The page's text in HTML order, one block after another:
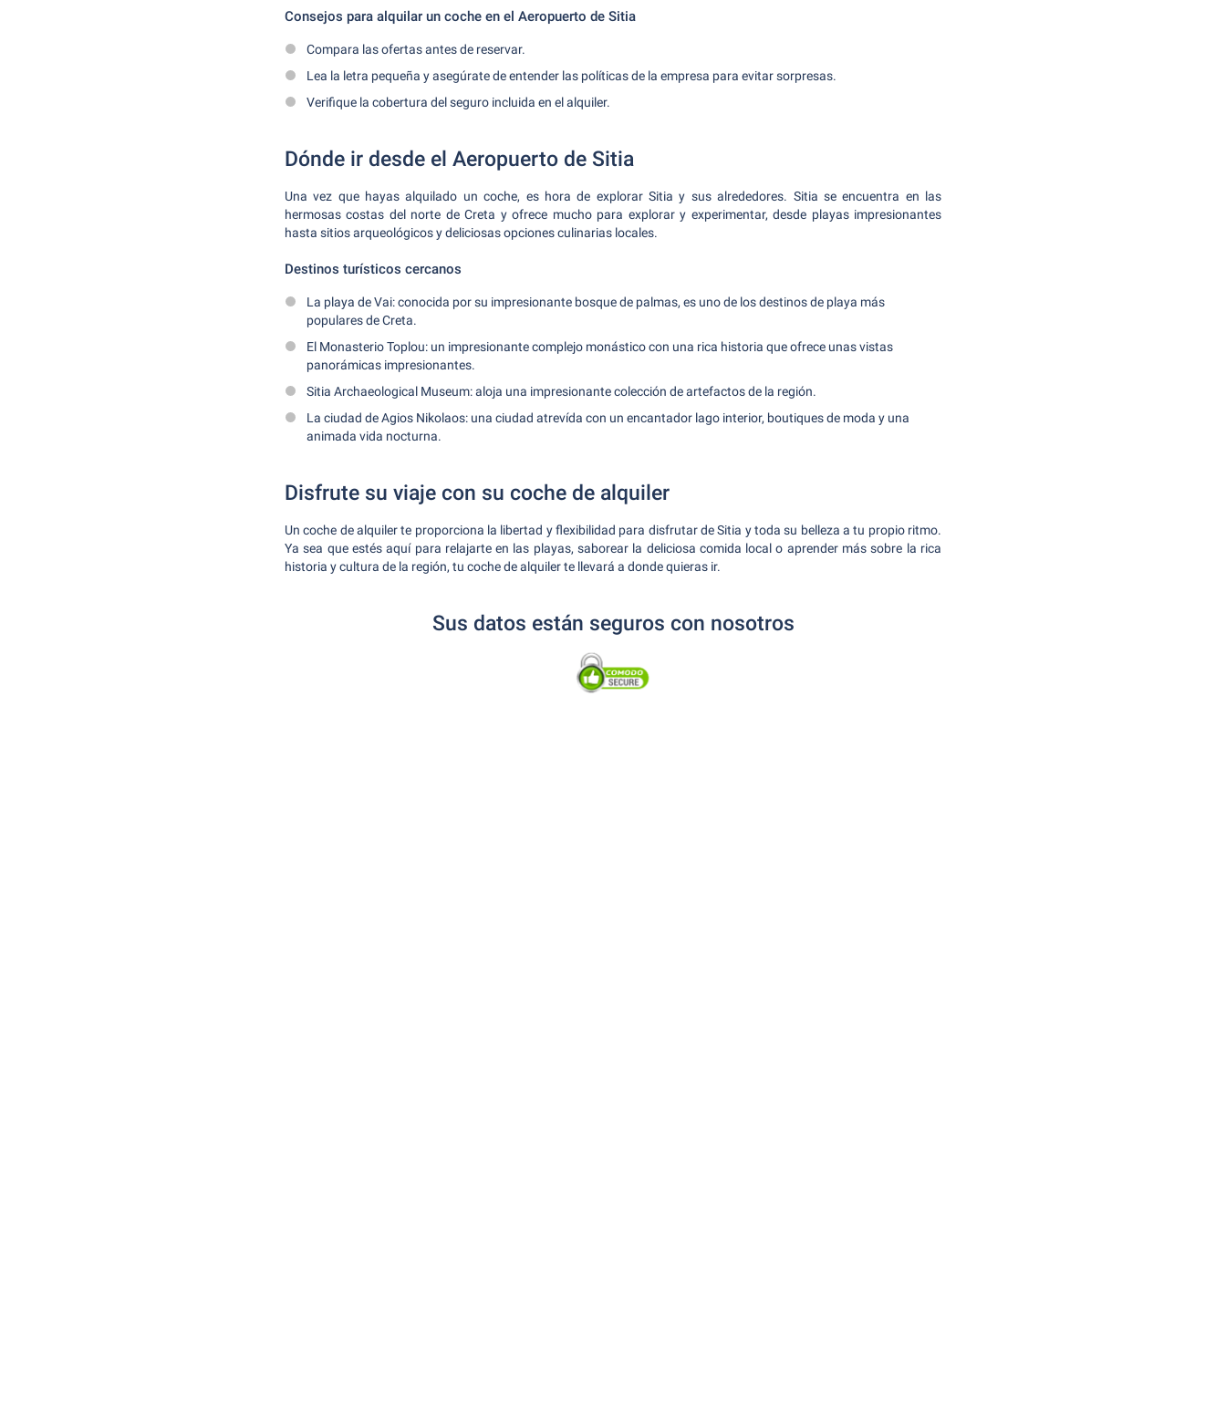
Consejos para alquilar un coche en el Aeropuerto de Sitia
Compara las ofertas antes de reservar.
Lea la letra pequeña y asegúrate de entender las políticas de la empresa para evitar sorpresas.
Verifique la cobertura del seguro incluida en el alquiler.
Dónde ir desde el Aeropuerto de Sitia
Una vez que hayas alquilado un coche, es hora de explorar Sitia y sus alrededores. Sitia se encuentra en las
hermosas costas del norte de Creta y ofrece mucho para explorar y experimentar, desde playas impresionantes
hasta sitios arqueológicos y deliciosas opciones culinarias locales.
Destinos turísticos cercanos
La playa de Vai: conocida por su impresionante bosque de palmas, es uno de los destinos de playa más
populares de Creta.
El Monasterio Toplou: un impresionante complejo monástico con una rica historia que ofrece unas vistas
panorámicas impresionantes.
Sitia Archaeological Museum: aloja una impresionante colección de artefactos de la región.
La ciudad de Agios Nikolaos: una ciudad atrevída con un encantador lago interior, boutiques de moda y una
animada vida nocturna.
Disfrute su viaje con su coche de alquiler
Un coche de alquiler te proporciona la libertad y flexibilidad para disfrutar de Sitia y toda su belleza a tu propio ritmo.
Ya sea que estés aquí para relajarte en las playas, saborear la deliciosa comida local o aprender más sobre la rica
historia y cultura de la región, tu coche de alquiler te llevará a donde quieras ir.
Sus datos están seguros con nosotros